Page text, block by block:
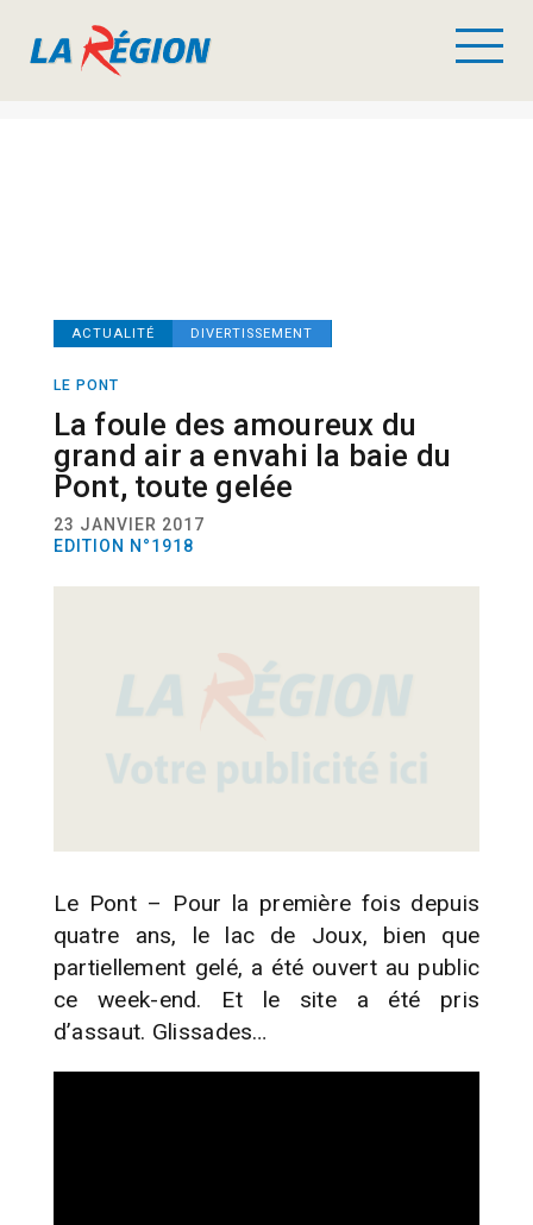
ACTUALITÉ DIVERTISSEMENT
LE PONT
La foule des amoureux du
grand air a envahi la baie du
Pont, toute gelée
23 JANVIER 2017
EDITION N°1918
Le Pont – Pour la première fois depuis
quatre ans, le lac de Joux, bien que
partiellement gelé, a été ouvert au public
ce week-end. Et le site a été pris
d’assaut. Glissades…